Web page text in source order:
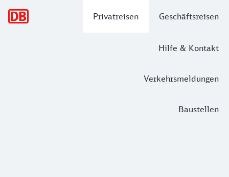
Privatreisen Geschäftsreisen
Hilfe & Kontakt
Verkehrsmeldungen
Baustellen